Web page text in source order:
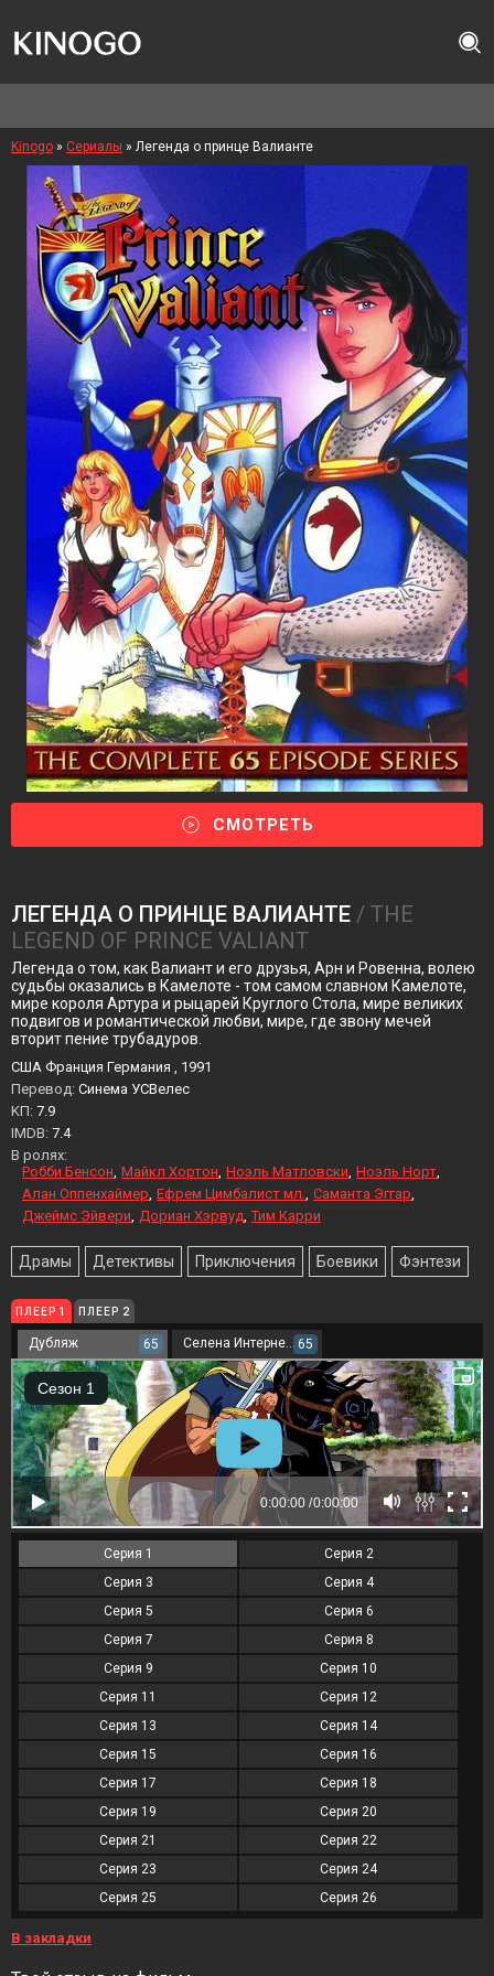
Kinogo » Сериалы » Легенда о принце Валианте
СМОТРЕТЬ
ЛЕГЕНДА О ПРИНЦЕ ВАЛИАНТЕ / THE
LEGEND OF PRINCE VALIANT
Легенда о том, как Валиант и его друзья, Арн и Ровенна, волею
судьбы оказались в Камелоте - том самом славном Камелоте,
мире короля Артура и рыцарей Круглого Стола, мире великих
подвигов и романтической любви, мире, где звону мечей
вторит пение трубадуров.
США Франция Германия , 1991
Перевод: Синема УСВелес
KП: 7.9
IMDB: 7.4
В ролях:
Робби Бенсон Майкл Хортон Ноэль Матловски Ноэль Норт
Алан Оппенхаймер Ефрем Цимбалист мл. Саманта Эггар
Джеймс Эйвери Дориан Хэрвуд Тим Карри
Драмы Детективы Приключения Боевики Фэнтези
ПЛЕЕР 1 ПЛЕЕР 2
Дубляж 65 Селена Интернейшнл 65
Серия 1
Серия 2
Серия 3
Серия 4
Серия 5
Серия 6
Серия 7
Серия 8
Серия 9
Серия 10
Серия 11
Серия 12
Серия 13
Серия 14
Серия 15
Серия 16
Серия 17
Серия 18
Серия 19
Серия 20
Серия 21
Серия 22
Серия 23
Серия 24
Серия 25
Серия 26
В закладки